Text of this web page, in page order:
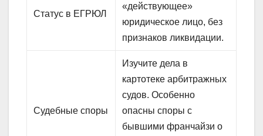
Статус в ЕГРЮЛ
«действующее»
юридическое лицо, без
признаков ликвидации.
Судебные споры
Изучите дела в
картотеке арбитражных
судов. Особенно
опасны споры с
бывшими франчайзи о